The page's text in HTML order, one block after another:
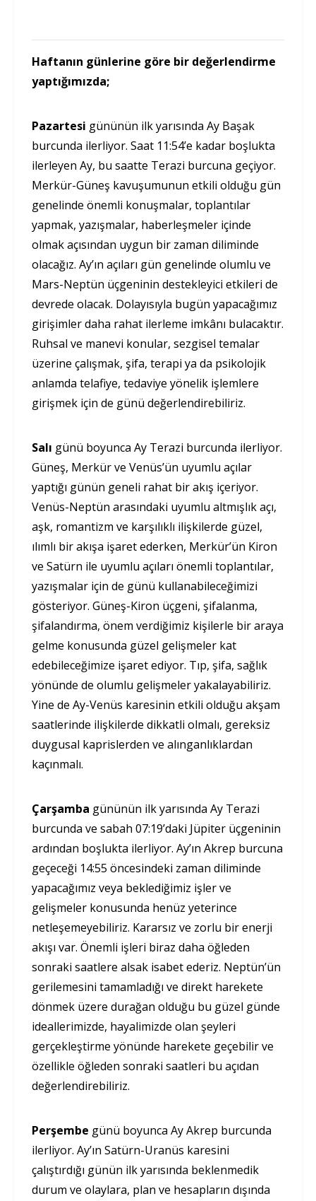
Haftanın günlerine göre bir değerlendirme
yaptığımızda;
Pazartesi gününün ilk yarısında Ay Başak
burcunda ilerliyor. Saat 11:54’e kadar boşlukta
ilerleyen Ay, bu saatte Terazi burcuna geçiyor.
Merkür-Güneş kavuşumunun etkili olduğu gün
genelinde önemli konuşmalar, toplantılar
yapmak, yazışmalar, haberleşmeler içinde
olmak açısından uygun bir zaman diliminde
olacağız. Ay’ın açıları gün genelinde olumlu ve
Mars-Neptün üçgeninin destekleyici etkileri de
devrede olacak. Dolayısıyla bugün yapacağımız
girişimler daha rahat ilerleme imkânı bulacaktır.
Ruhsal ve manevi konular, sezgisel temalar
üzerine çalışmak, şifa, terapi ya da psikolojik
anlamda telafiye, tedaviye yönelik işlemlere
girişmek için de günü değerlendirebiliriz.
Salı günü boyunca Ay Terazi burcunda ilerliyor.
Güneş, Merkür ve Venüs’ün uyumlu açılar
yaptığı günün geneli rahat bir akış içeriyor.
Venüs-Neptün arasındaki uyumlu altmışlık açı,
aşk, romantizm ve karşılıklı ilişkilerde güzel,
ılımlı bir akışa işaret ederken, Merkür’ün Kiron
ve Satürn ile uyumlu açıları önemli toplantılar,
yazışmalar için de günü kullanabileceğimizi
gösteriyor. Güneş-Kiron üçgeni, şifalanma,
şifalandırma, önem verdiğimiz kişilerle bir araya
gelme konusunda güzel gelişmeler kat
edebileceğimize işaret ediyor. Tıp, şifa, sağlık
yönünde de olumlu gelişmeler yakalayabiliriz.
Yine de Ay-Venüs karesinin etkili olduğu akşam
saatlerinde ilişkilerde dikkatli olmalı, gereksiz
duygusal kaprislerden ve alınganlıklardan
kaçınmalı.
Çarşamba gününün ilk yarısında Ay Terazi
burcunda ve sabah 07:19’daki Jüpiter üçgeninin
ardından boşlukta ilerliyor. Ay’ın Akrep burcuna
geçeceği 14:55 öncesindeki zaman diliminde
yapacağımız veya beklediğimiz işler ve
gelişmeler konusunda henüz yeterince
netleşemeyebiliriz. Kararsız ve zorlu bir enerji
akışı var. Önemli işleri biraz daha öğleden
sonraki saatlere alsak isabet ederiz. Neptün’ün
gerilemesini tamamladığı ve direkt harekete
dönmek üzere durağan olduğu bu güzel günde
ideallerimizde, hayalimizde olan şeyleri
gerçekleştirme yönünde harekete geçebilir ve
özellikle öğleden sonraki saatleri bu açıdan
değerlendirebiliriz.
Perşembe günü boyunca Ay Akrep burcunda
ilerliyor. Ay’ın Satürn-Uranüs karesini
çalıştırdığı günün ilk yarısında beklenmedik
durum ve olaylara, plan ve hesapların dışında